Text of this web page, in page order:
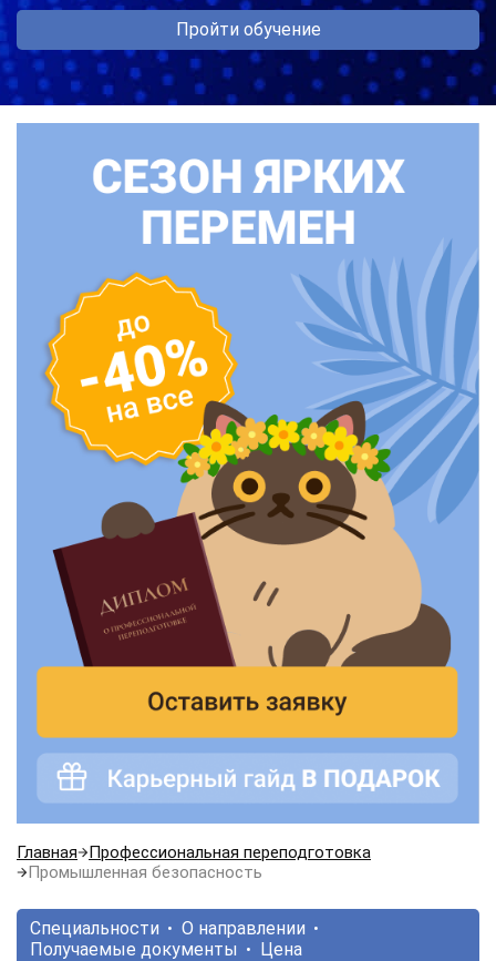
Пройти обучение
Главная
Профессиональная переподготовка
Промышленная безопасность
Специальности
О направлении
Получаемые документы
Цена